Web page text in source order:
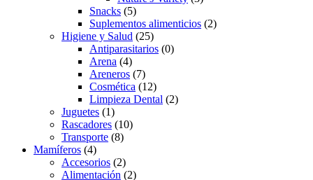
Snacks (5)
Suplementos alimenticios (2)
Higiene y Salud (25)
Antiparasitarios (0)
Arena (4)
Areneros (7)
Cosmética (12)
Limpieza Dental (2)
Juguetes (1)
Rascadores (10)
Transporte (8)
Mamíferos (4)
Accesorios (2)
Alimentación (2)